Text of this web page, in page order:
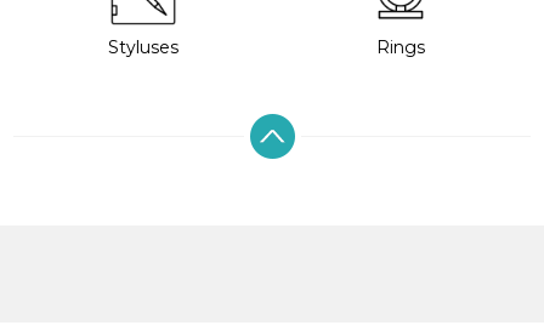
Styluses Rings